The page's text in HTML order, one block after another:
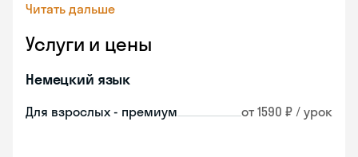
Читать дальше
Услуги и цены
Немецкий язык
Для взрослых - премиум от 1590 ₽ / урок